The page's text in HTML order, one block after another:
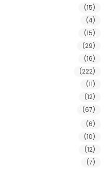
(15)
(4)
(15)
(29)
(16)
(222)
(11)
(12)
(67)
(6)
(10)
(12)
(7)